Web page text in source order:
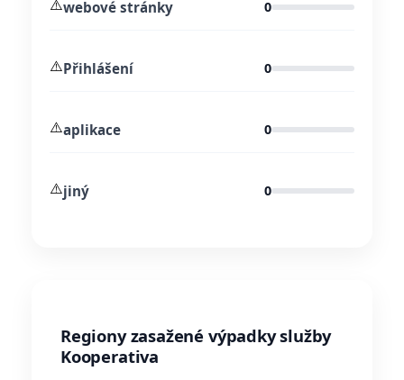
⚠️webové stránky 0
⚠️Přihlášení 0
⚠️aplikace 0
⚠️jiný 0
Regiony zasažené výpadky služby
Kooperativa